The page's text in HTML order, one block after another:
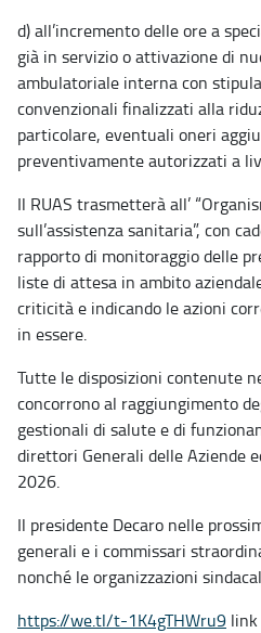
d) all’incremento delle ore a
già in servizio o attivazione di
ambulatoriale interna con
convenzionali finalizzati alla
particolare, eventuali oneri
preventivamente autorizzati a
Il RUAS trasmetterà all’
sull’assistenza sanitaria”, con
rapporto di monitoraggio delle
liste di attesa in ambito
criticità e indicando le azioni
in essere.
Tutte le disposizioni contenute
concorrono al raggiungimento
gestionali di salute e di
direttori Generali delle Aziende
2026.
Il presidente Decaro nelle
generali e i commissari
nonché le organizzazioni
https://we.tl/t-1K4gTHWru9